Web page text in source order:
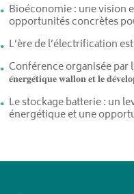
Bioéconomie : une vision
opportunités concrètes
L’ère de l’électrification
Conférence organisée par le
𝐞́𝐧𝐞𝐫𝐠𝐞́𝐭𝐢𝐪𝐮𝐞 𝐰𝐚𝐥𝐥𝐨𝐧 𝐞𝐭 𝐥𝐞
Le stockage batterie : un
énergétique et une